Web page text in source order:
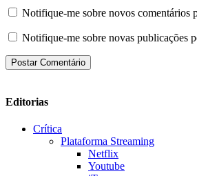
Notifique-me sobre novos comentários
Notifique-me sobre novas publicações
Editorias
Crítica
Plataforma Streaming
Netflix
Youtube